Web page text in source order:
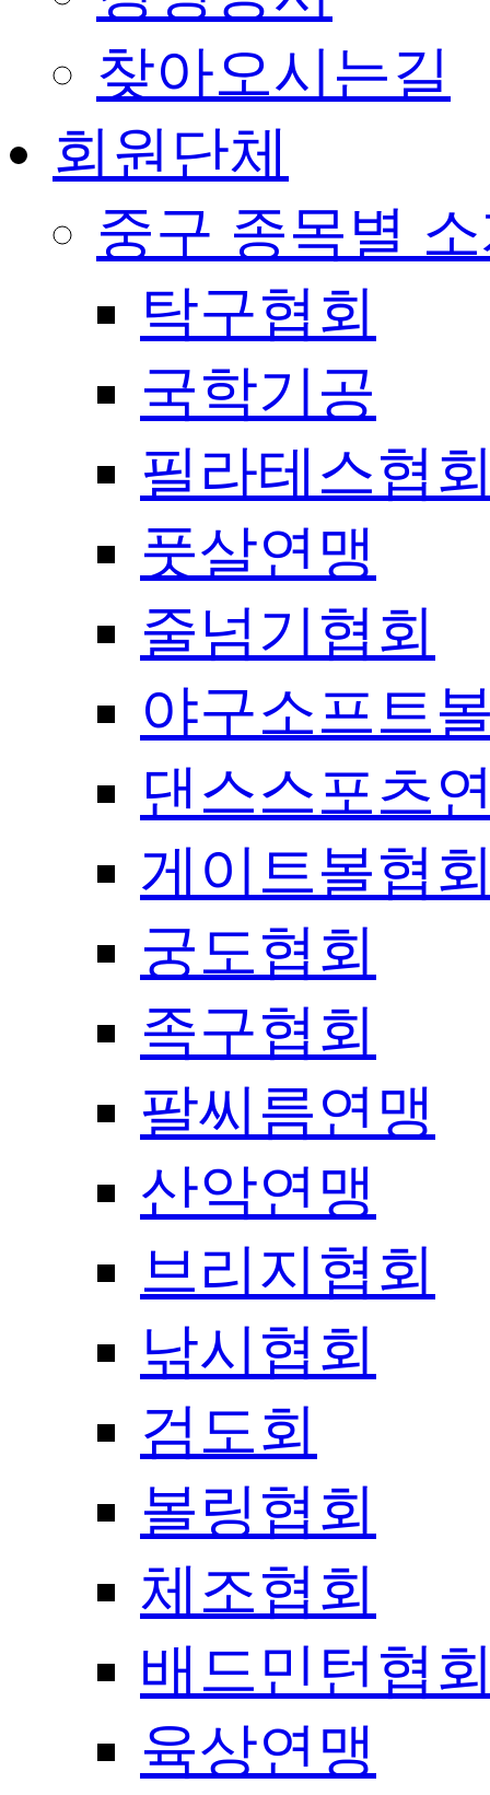
찾아오시는길
회원단체
중구 종목별
탁구협회
국학기공
필라테스협
풋살연맹
줄넘기협회
야구소프트
댄스스포츠
게이트볼협
궁도협회
족구협회
팔씨름연맹
산악연맹
브리지협회
낚시협회
검도회
볼링협회
체조협회
배드민턴협
육상연맹